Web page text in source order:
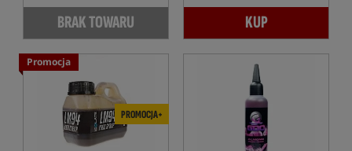
BRAK TOWARU KUP
Promocja
PROMOCJA+